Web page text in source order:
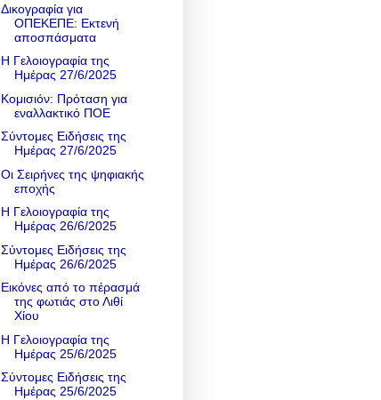
Δικογραφία για
ΟΠΕΚΕΠΕ: Εκτενή
αποσπάσματα
Η Γελοιογραφία της
Ημέρας 27/6/2025
Κομισιόν: Πρόταση για
εναλλακτικό ΠΟΕ
Σύντομες Ειδήσεις της
Ημέρας 27/6/2025
Οι Σειρήνες της ψηφιακής
εποχής
Η Γελοιογραφία της
Ημέρας 26/6/2025
Σύντομες Ειδήσεις της
Ημέρας 26/6/2025
Εικόνες από το πέρασμά
της φωτιάς στο Λιθί
Χίου
Η Γελοιογραφία της
Ημέρας 25/6/2025
Σύντομες Ειδήσεις της
Ημέρας 25/6/2025